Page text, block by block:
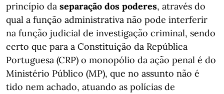
princípio da separação dos poderes, através do
qual a função administrativa não pode interferir
na função judicial de investigação criminal, sendo
certo que para a Constituição da República
Portuguesa (CRP) o monopólio da ação penal é do
Ministério Público (MP), que no assunto não é
tido nem achado, atuando as polícias de